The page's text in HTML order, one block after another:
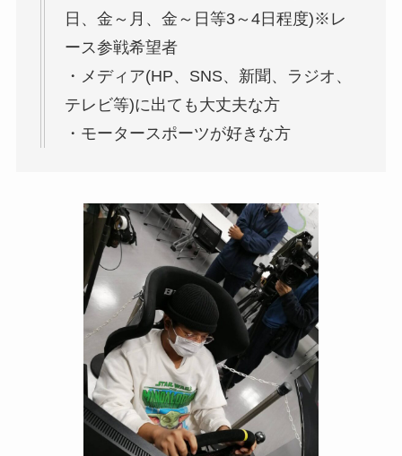
日、金～月、金～日等3～4日程度)※レ
ース参戦希望者
・メディア(HP、SNS、新聞、ラジオ、
テレビ等)に出ても大丈夫な方
・モータースポーツが好きな方